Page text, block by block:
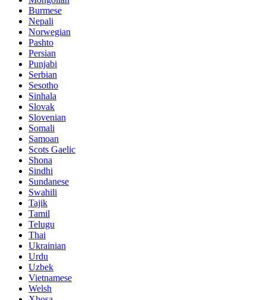
Burmese
Nepali
Norwegian
Pashto
Persian
Punjabi
Serbian
Sesotho
Sinhala
Slovak
Slovenian
Somali
Samoan
Scots Gaelic
Shona
Sindhi
Sundanese
Swahili
Tajik
Tamil
Telugu
Thai
Ukrainian
Urdu
Uzbek
Vietnamese
Welsh